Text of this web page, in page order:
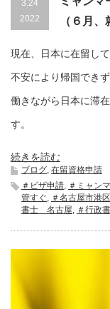
3.24
2022
（６月
現在、日本に在留し
不安により帰国でき
働きながら日本に滞
す。
続きを読む
ブログ, 在留資格申請
＃ビザ申請, ＃ミャン
管すぐ, ＃名古屋市港区
書士 名古屋, ＃行政